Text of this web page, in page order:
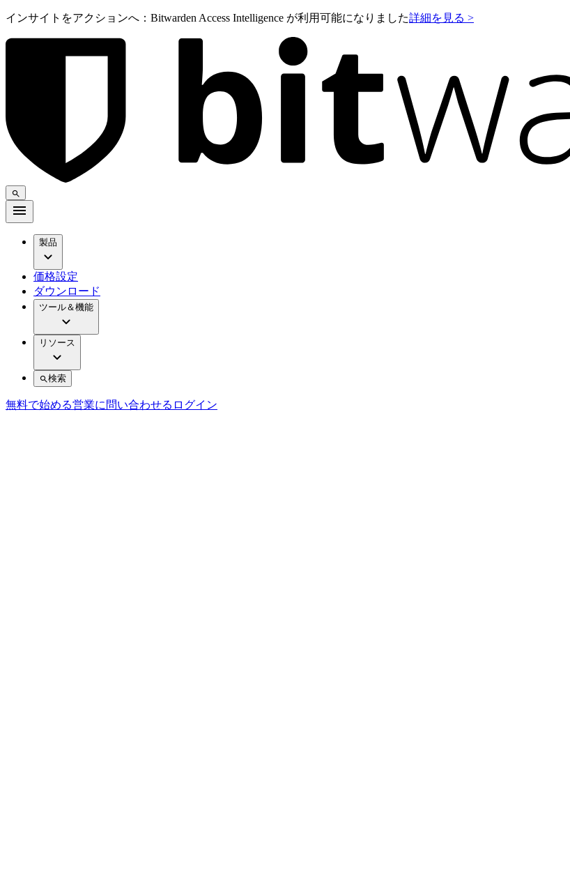
インサイトをアクションへ：Bitwarden Access Intelligence が利用可能になりました詳細を見る >
製品
価格設定
ダウンロード
ツール＆機能
リソース
検索
無料で始める営業に問い合わせる ログイン